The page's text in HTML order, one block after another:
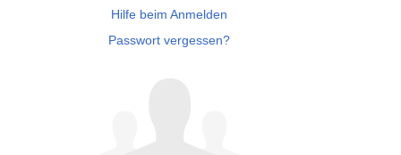
Hilfe beim Anmelden
Passwort vergessen?